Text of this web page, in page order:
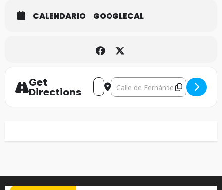
CALENDARIO GOOGLECAL
Get
Directions
Address - Napalm Death
Destination Address - Napalm